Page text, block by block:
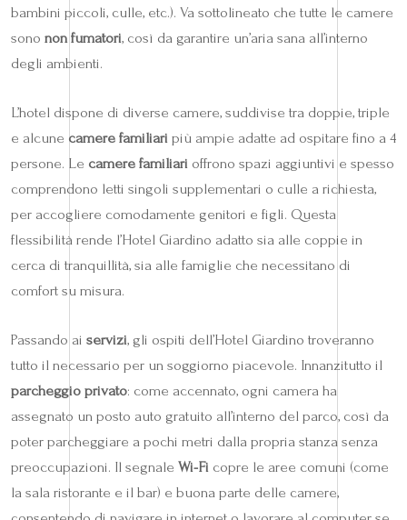
bambini piccoli, culle, etc.). Va sottolineato che tutte le camere
sono non fumatori, così da garantire un’aria sana all’interno
degli ambienti.
L’hotel dispone di diverse camere, suddivise tra doppie, triple
e alcune camere familiari più ampie adatte ad ospitare fino a 4
persone. Le camere familiari offrono spazi aggiuntivi e spesso
comprendono letti singoli supplementari o culle a richiesta,
per accogliere comodamente genitori e figli. Questa
flessibilità rende l’Hotel Giardino adatto sia alle coppie in
cerca di tranquillità, sia alle famiglie che necessitano di
comfort su misura.
Passando ai servizi, gli ospiti dell’Hotel Giardino troveranno
tutto il necessario per un soggiorno piacevole. Innanzitutto il
parcheggio privato: come accennato, ogni camera ha
assegnato un posto auto gratuito all’interno del parco, così da
poter parcheggiare a pochi metri dalla propria stanza senza
preoccupazioni. Il segnale Wi-Fi copre le aree comuni (come
la sala ristorante e il bar) e buona parte delle camere,